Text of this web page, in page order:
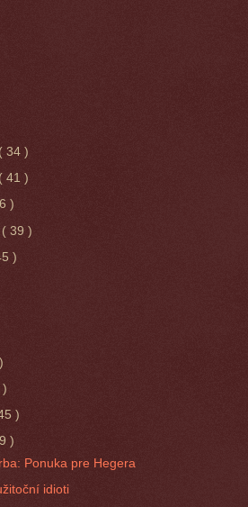
( 34 )
( 41 )
)
( 39 )
)
)
)
)
Ponuka pre Hegera
idioti